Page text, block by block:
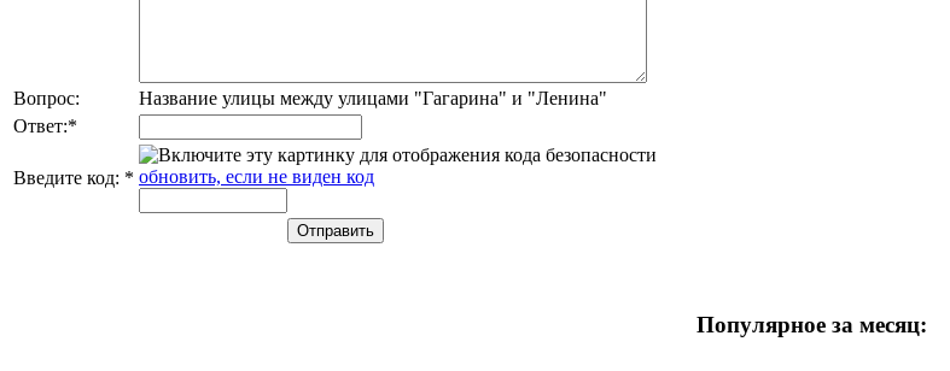
Вопрос:
Название улицы между улицами "Гагарина" и "Ленина"
Ответ:*
Введите код: * обновить, если не виден код
Популярное за месяц: